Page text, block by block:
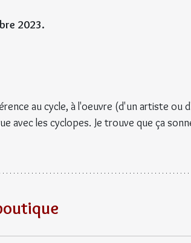
2023.
au cycle, à l'oeuvre (d'un artiste ou
avec les cyclopes. Je trouve que ça